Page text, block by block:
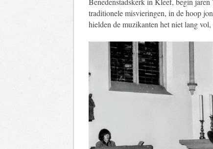
traditionele misvieringen, in de hoop
hielden de muzikanten het niet lang